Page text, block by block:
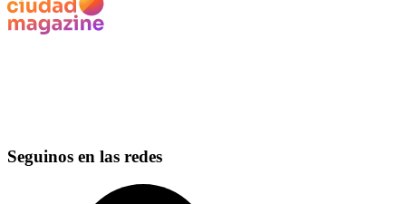
Seguinos en las redes